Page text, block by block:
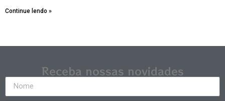
Continue lendo »
Receba nossas novidades